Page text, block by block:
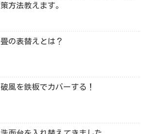
策方法教えます。
畳の表替えとは？
破風を鉄板でカバーする！